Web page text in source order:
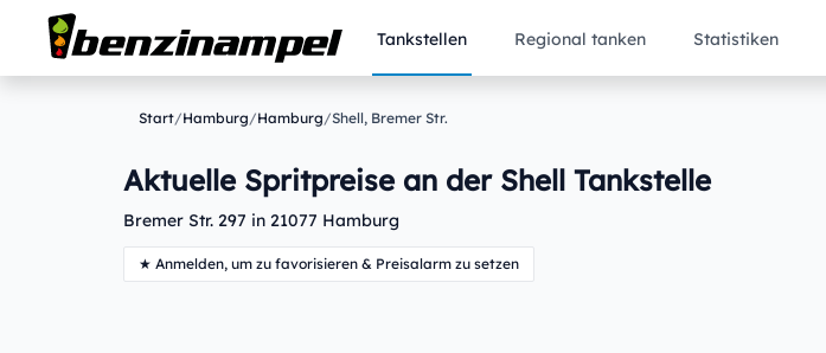
Tankstellen Regional tanken Statistiken
Start/Hamburg/Hamburg/Shell, Bremer Str.
Aktuelle Spritpreise an der Shell Tankstelle
Bremer Str. 297 in 21077 Hamburg
★ Anmelden, um zu favorisieren & Preisalarm zu setzen